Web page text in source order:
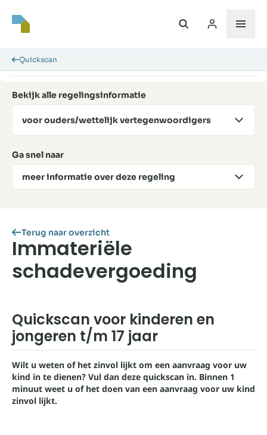
Quickscan
Bekijk alle regelingsinformatie
voor ouders/wettelijk vertegenwoordigers
Ga snel naar
meer informatie over deze regeling
Terug naar overzicht
Immateriële
schadevergoeding
Quickscan voor kinderen en
jongeren t/m 17 jaar
Wilt u weten of het zinvol lijkt om een aanvraag voor uw
kind in te dienen? Vul dan deze quickscan in. Binnen 1
minuut weet u of het doen van een aanvraag voor uw kind
zinvol lijkt.